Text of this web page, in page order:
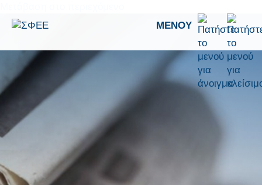
ΜΕΝΟΎ